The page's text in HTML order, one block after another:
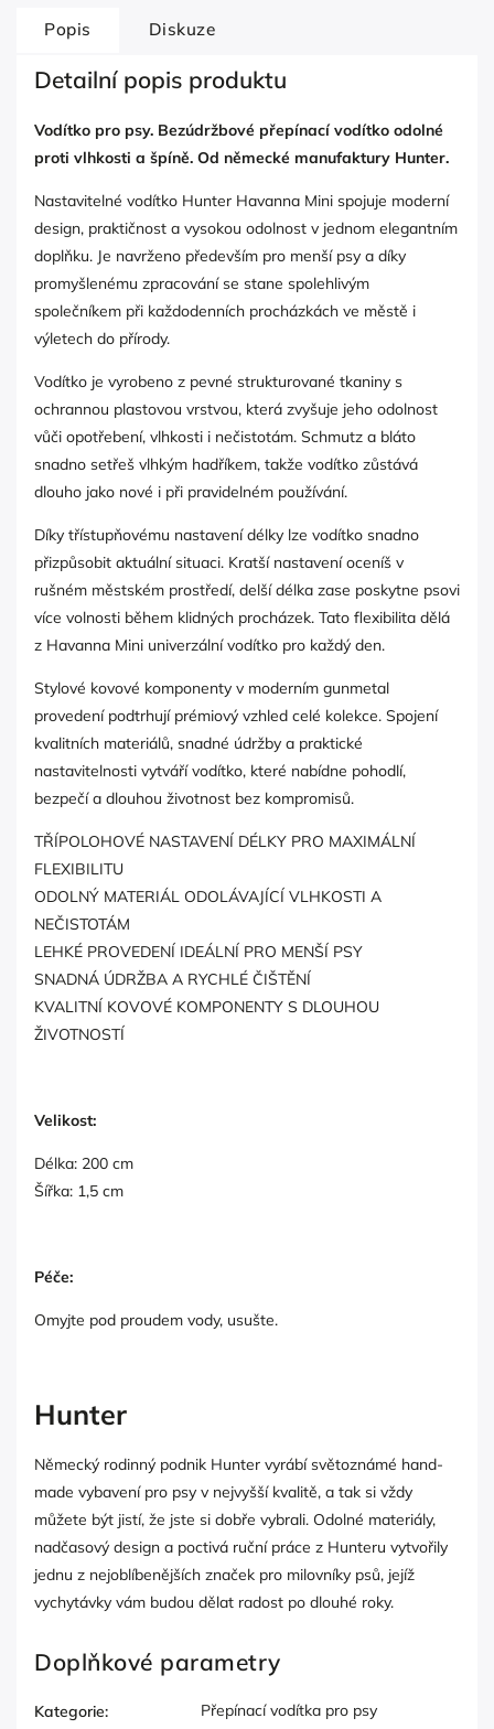
Popis Diskuze
Detailní popis produktu
Vodítko pro psy. Bezúdržbové přepínací vodítko odolné
proti vlhkosti a špíně. Od německé manufaktury Hunter.
Nastavitelné vodítko Hunter Havanna Mini spojuje moderní
design, praktičnost a vysokou odolnost v jednom elegantním
doplňku. Je navrženo především pro menší psy a díky
promyšlenému zpracování se stane spolehlivým
společníkem při každodenních procházkách ve městě i
výletech do přírody.
Vodítko je vyrobeno z pevné strukturované tkaniny s
ochrannou plastovou vrstvou, která zvyšuje jeho odolnost
vůči opotřebení, vlhkosti i nečistotám. Schmutz a bláto
snadno setřeš vlhkým hadříkem, takže vodítko zůstává
dlouho jako nové i při pravidelném používání.
Díky třístupňovému nastavení délky lze vodítko snadno
přizpůsobit aktuální situaci. Kratší nastavení oceníš v
rušném městském prostředí, delší délka zase poskytne psovi
více volnosti během klidných procházek. Tato flexibilita dělá
z Havanna Mini univerzální vodítko pro každý den.
Stylové kovové komponenty v moderním gunmetal
provedení podtrhují prémiový vzhled celé kolekce. Spojení
kvalitních materiálů, snadné údržby a praktické
nastavitelnosti vytváří vodítko, které nabídne pohodlí,
bezpečí a dlouhou životnost bez kompromisů.
TŘÍPOLOHOVÉ NASTAVENÍ DÉLKY PRO MAXIMÁLNÍ
FLEXIBILITU
ODOLNÝ MATERIÁL ODOLÁVAJÍCÍ VLHKOSTI A
NEČISTOTÁM
LEHKÉ PROVEDENÍ IDEÁLNÍ PRO MENŠÍ PSY
SNADNÁ ÚDRŽBA A RYCHLÉ ČIŠTĚNÍ
KVALITNÍ KOVOVÉ KOMPONENTY S DLOUHOU
ŽIVOTNOSTÍ
Velikost:
Délka: 200 cm
Šířka: 1,5 cm
Péče:
Omyjte pod proudem vody, usušte.
Hunter
Německý rodinný podnik Hunter vyrábí světoznámé hand-
made vybavení pro psy v nejvyšší kvalitě, a tak si vždy
můžete být jistí, že jste si dobře vybrali. Odolné materiály,
nadčasový design a poctivá ruční práce z Hunteru vytvořily
jednu z nejoblíbenějších značek pro milovníky psů, jejíž
vychytávky vám budou dělat radost po dlouhé roky.
Doplňkové parametry
Kategorie:
Přepínací vodítka pro psy